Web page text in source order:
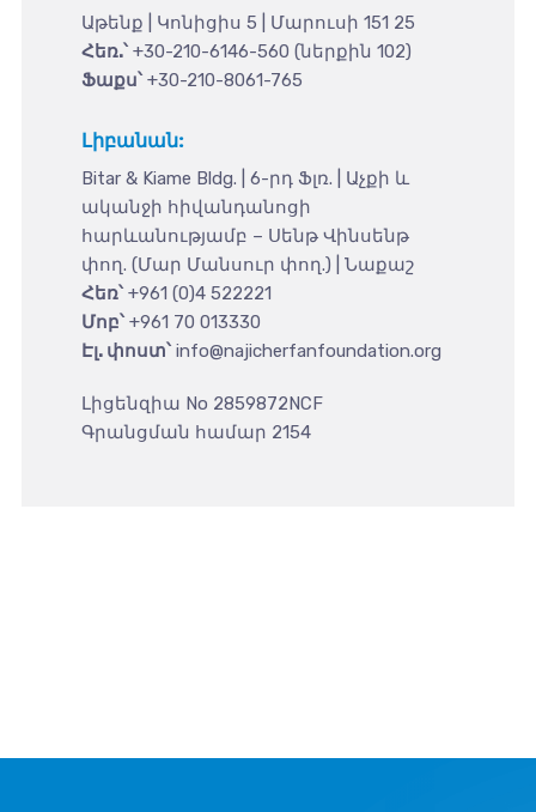
Աթենք | Կոնիցիս 5 | Մարուսի 151 25
Հեռ.՝+30-210-6146-560 (ներքին 102)
Ֆաքս՝+30-210-8061-765
Լիբանան:
Bitar & Kiame Bldg. | 6-րդ Ֆլռ. | Աչքի և
ականջի հիվանդանոցի
հարևանությամբ – Սենթ Վինսենթ
փող. (Մար Մանսուր փող.) | Նաքաշ
Հեռ՝+961 (0)4 522221
Մոբ՝+961 70 013330
Էլ. փոստ՝info@najicherfanfoundation.org
Լիցենզիա No 2859872NCF
Գրանցման համար 2154